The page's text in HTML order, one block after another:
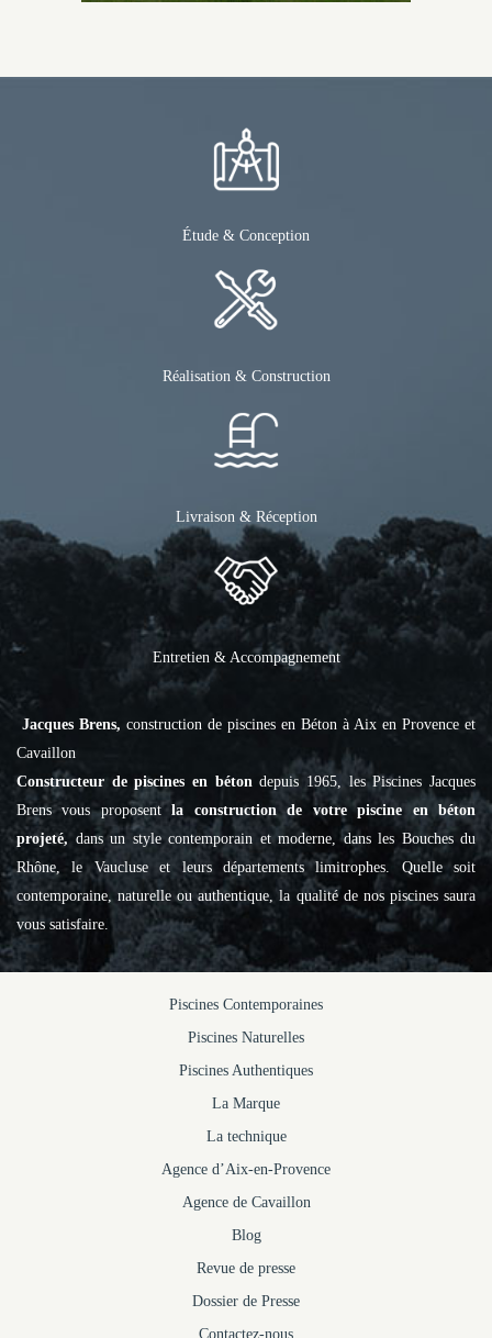
Étude & Conception
Réalisation & Construction
Livraison & Réception
Entretien & Accompagnement
Jacques Brens, construction de piscines en Béton à Aix en Provence et
Cavaillon
Constructeur de piscines en bétondepuis 1965, les Piscines Jacques
Brens vous proposentla construction de votre piscine en béton
projeté, dans un style contemporain et moderne, dans les Bouches du
Rhône, le Vaucluse et leurs départements limitrophes. Quelle soit
contemporaine, naturelle ou authentique, la qualité de nos piscines saura
vous satisfaire.
Piscines Contemporaines
Piscines Naturelles
Piscines Authentiques
La Marque
La technique
Agence d’Aix-en-Provence
Agence de Cavaillon
Blog
Revue de presse
Dossier de Presse
Contactez-nous